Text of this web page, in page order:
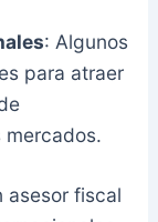
: Algunos
para atraer
asesor fiscal